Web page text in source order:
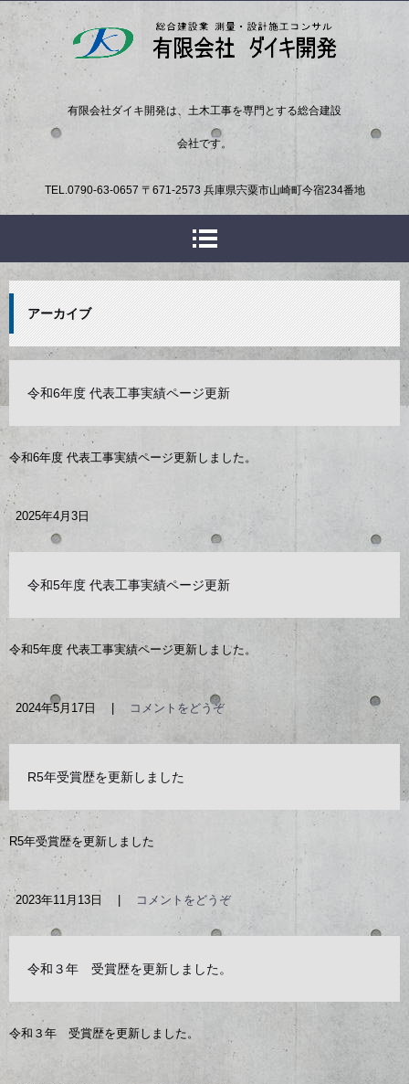
有限会社ダイキ開発は、土木工事を専門とする総合建設
会社です。
TEL. 0790-63-0657 〒671-2573 兵庫県宍粟市山崎町今宿234番地
アーカイブ
令和6年度 代表工事実績ページ更新
令和6年度 代表工事実績ページ更新しました。
2025年4月3日
令和5年度 代表工事実績ページ更新
令和5年度 代表工事実績ページ更新しました。
2024年5月17日 コメントをどうぞ
R5年受賞歴を更新しました
R5年受賞歴を更新しました
2023年11月13日 コメントをどうぞ
令和３年 受賞歴を更新しました。
令和３年 受賞歴を更新しました。